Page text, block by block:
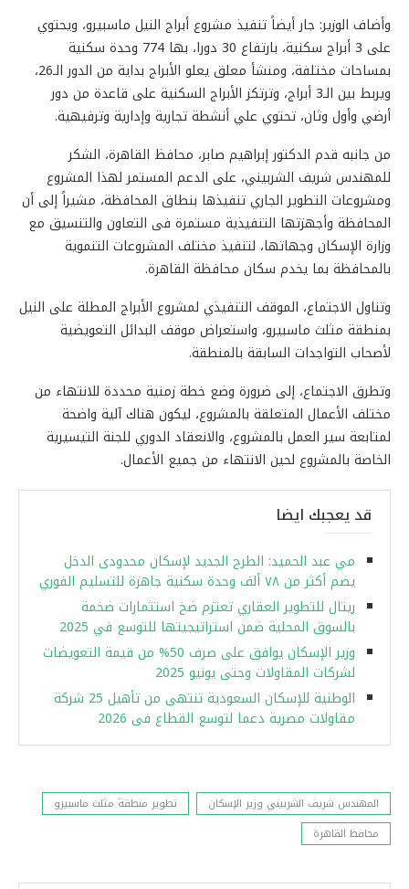
وأضاف الوزير: جار أيضاً تنفيذ مشروع أبراج النيل ماسبيرو، ويحتوي
على 3 أبراج سكنية، بارتفاع 30 دورا، بها 774 وحدة سكنية
بمساحات مختلفة، ومنشأ معلق يعلو الأبراج بداية من الدور الـ26،
ويربط بين الـ3 أبراج، وترتكز الأبراج السكنية على قاعدة من دور
أرضي وأول وثان، تحتوي علي أنشطة تجارية وإدارية وترفيهية.
من جانبه قدم الدكتور إبراهيم صابر، محافظ القاهرة، الشكر
للمهندس شريف الشربيني، على الدعم المستمر لهذا المشروع
ومشروعات التطوير الجاري تنفيذها بنطاق المحافظة، مشيراً إلى أن
المحافظة وأجهزتها التنفيذية مستمرة فى التعاون والتنسيق مع
وزارة الإسكان وجهاتها، لتنفيذ مختلف المشروعات التنموية
بالمحافظة بما يخدم سكان محافظة القاهرة.
وتناول الاجتماع، الموقف التنفيذي لمشروع الأبراج المطلة على النيل
بمنطقة مثلث ماسبيرو، واستعراض موقف البدائل التعويضية
لأصحاب التواجدات السابقة بالمنطقة.
وتطرق الاجتماع، إلى ضرورة وضع خطة زمنية محددة للانتهاء من
مختلف الأعمال المتعلقة بالمشروع، ليكون هناك آلية واضحة
لمتابعة سير العمل بالمشروع، والانعقاد الدوري للجنة التيسيرية
الخاصة بالمشروع لحين الانتهاء من جميع الأعمال.
قد يعجبك ايضا
مي عبد الحميد: الطرح الجديد لإسكان محدودى الدخل
يضم أكثر من ٧٨ ألف وحدة سكنية جاهزة للتسليم الفوري
ريتال للتطوير العقاري تعتزم ضخ استثمارات ضخمة
بالسوق المحلية ضمن استراتيجيتها للتوسع في 2025
وزير الإسكان يوافق على صرف 50% من قيمة التعويضات
لشركات المقاولات وحتى يونيو 2025
الوطنية للإسكان السعودية تنتهى من تأهيل 25 شركة
مقاولات مصرية دعما لتوسع القطاع فى 2026
المهندس شريف الشربيني وزير الإسكان
تطوير منطقة مثلث ماسبيرو
محافظ القاهرة